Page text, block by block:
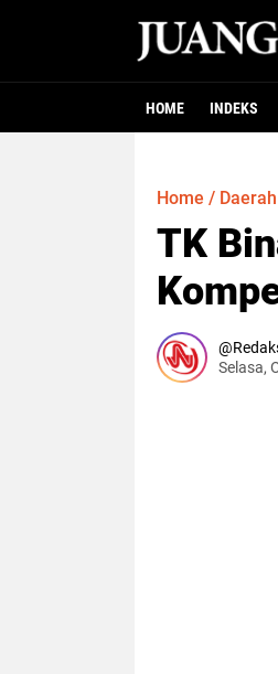
HOME INDEKS
Home / Daerah
TK
Selasa,